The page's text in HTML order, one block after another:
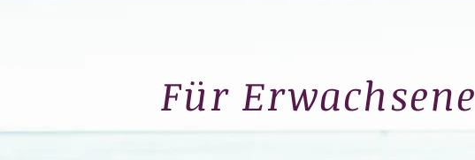
Für Erwachsene